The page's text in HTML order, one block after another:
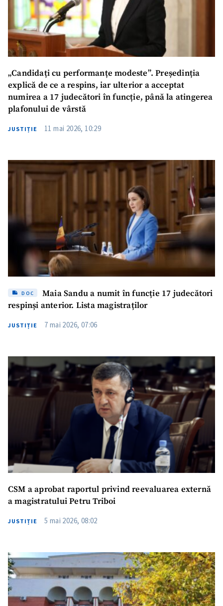
„Candidați cu performanțe modeste”. Președinția
explică de ce a respins, iar ulterior a acceptat
numirea a 17 judecători în funcție, până la atingerea
plafonului de vârstă
JUSTIȚIE 11 mai 2026, 10:29
DOC
Maia Sandu a numit în funcție 17 judecători
respinși anterior. Lista magistraților
JUSTIȚIE 7 mai 2026, 07:06
CSM a aprobat raportul privind reevaluarea externă
a magistratului Petru Triboi
JUSTIȚIE 5 mai 2026, 08:02
ȘTIREA MEA
Titlu știre
+ Adaugă titlu